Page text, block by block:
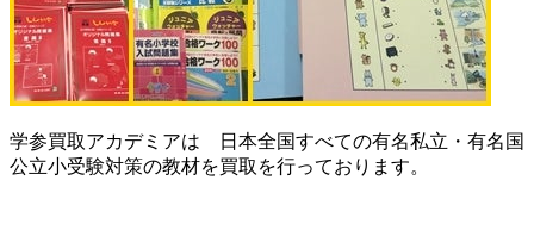
学参買取アカデミアは 日本全国すべての有名私立・有名国
公立小受験対策の教材を買取を行っております。